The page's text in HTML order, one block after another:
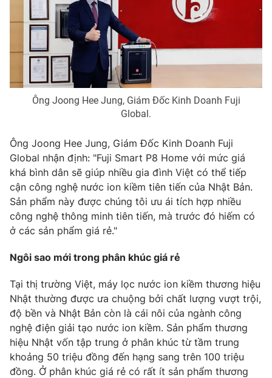
Liên hệ quảng cáo:
024-7300.7108
® Cấm sao chép dưới mọi hình thức nếu không có sự chấp
thuận bằng văn bản. Ghi rõ nguồn VTV.vn khi phát hành lại
thông tin từ website này.
Ông Joong Hee Jung, Giám Đốc Kinh Doanh Fuji
Global.
Ông Joong Hee Jung, Giám Đốc Kinh Doanh Fuji
Global nhận định: "Fuji Smart P8 Home với mức giá
khá bình dân sẽ giúp nhiều gia đình Việt có thể tiếp
cận công nghệ nước ion kiềm tiên tiến của Nhật Bản.
Sản phẩm này được chúng tôi ưu ái tích hợp nhiều
công nghệ thông minh tiên tiến, mà trước đó hiếm có
ở các sản phẩm giá rẻ."
Ngôi sao mới trong phân khúc giá rẻ
Tại thị trường Việt, máy lọc nước ion kiềm thương hiệu
Nhật thường được ưa chuộng bởi chất lượng vượt trội,
độ bền và Nhật Bản còn là cái nôi của ngành công
nghệ điện giải tạo nước ion kiềm. Sản phẩm thương
hiệu Nhật vốn tập trung ở phân khúc từ tầm trung
khoảng 50 triệu đồng đến hạng sang trên 100 triệu
đồng. Ở phân khúc giá rẻ có rất ít sản phẩm thương